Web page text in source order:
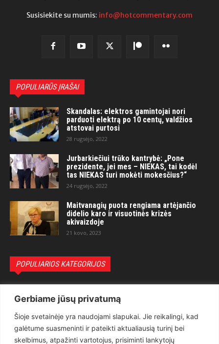
Gerbiame jūsų privatumą
Šioje svetainėje yra naudojami slapukai. Jie reikalingi, kad
galėtume suasmeninti ir pateikti aktualiausią turinį bei
skelbimus, atpažinti vartotojus, prisiminti lankytojų
Susisiekite su mumis: info@hotcommentary.com
POPULIARŪS ĮRAŠAI
Skandalas: elektros gamintojai nori
parduoti elektrą po 10 centų, valdžios
atstovai purtosi
28 rugsėjo, 2022
Jurbarkiečiui trūko kantrybė: „Pone
prezidente, jei mes – NIEKAS, tai kodėl
tas NIEKAS turi mokėti mokesčius?“
24 rugsėjo, 2022
Maitvanagių puota rengiama artėjančio
didelio karo ir visuotinės krizės
akivaizdoje
21 kovo, 2023
POPULIARIOS KATEGORIJOS
Teisėsauga
1497
Aktualu